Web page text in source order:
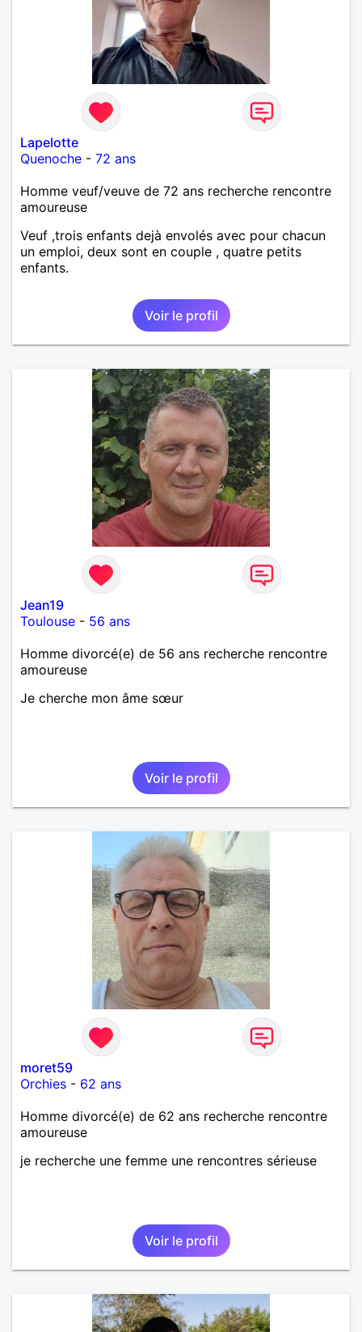
Lapelotte
Quenoche - 72 ans
Homme veuf/veuve de 72 ans recherche rencontre
amoureuse
Veuf ,trois enfants dejà envolés avec pour chacun
un emploi, deux sont en couple , quatre petits
enfants.
Voir le profil
Jean19
Toulouse - 56 ans
Homme divorcé(e) de 56 ans recherche rencontre
amoureuse
Je cherche mon âme sœur
Voir le profil
moret59
Orchies - 62 ans
Homme divorcé(e) de 62 ans recherche rencontre
amoureuse
je recherche une femme une rencontres sérieuse
Voir le profil